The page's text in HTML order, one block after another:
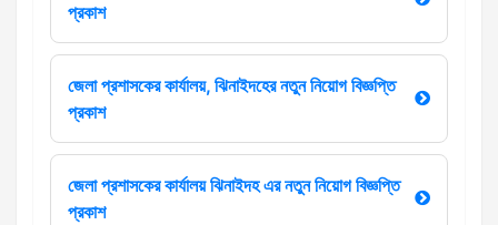
প্রকাশ
জেলা প্রশাসকের কার্যালয়, ঝিনাইদহের নতুন নিয়োগ বিজ্ঞপ্তি
প্রকাশ
জেলা প্রশাসকের কার্যালয় ঝিনাইদহ এর নতুন নিয়োগ বিজ্ঞপ্তি
প্রকাশ